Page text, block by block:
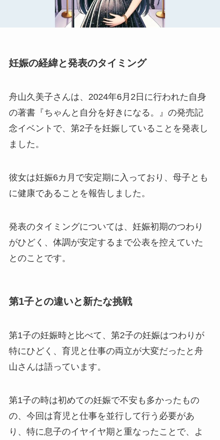
妊娠の経緯と発表のタイミング
舟山久美子さんは、2024年6月2日に行われた自身
の著書『ちゃんと自分を好きになる。』の発売記
念イベントで、第2子を妊娠していることを発表し
ました。
彼女は妊娠6カ月で安定期に入っており、母子とも
に健康であることを報告しました。
発表のタイミングについては、妊娠初期のつわり
がひどく、体調が安定するまで公表を控えていた
とのことです。
第1子との違いと新たな挑戦
第1子の妊娠時と比べて、第2子の妊娠はつわりが
特にひどく、育児と仕事の両立が大変だったと舟
山さんは語っています。
第1子の時は初めての妊娠で不安も多かったもの
の、今回は育児と仕事を並行して行う必要があ
り、特に息子のイヤイヤ期と重なったことで、よ